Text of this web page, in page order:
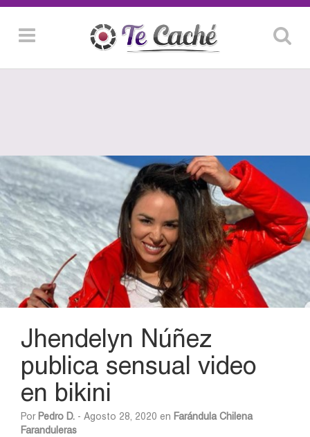
Jhendelyn Núñez
publica sensual video
en bikini
Por Pedro D. - Agosto 28, 2020 en Farándula Chilena
Faranduleras